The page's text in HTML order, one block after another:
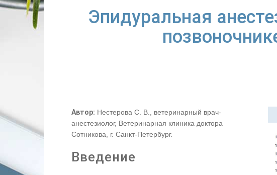
Эпидуральная
Автор: Нестерова С. В., ветеринарный врач-
анестезиолог, Ветеринарная клиника доктора
Сотникова, г. Санкт-Петербург.
Введение